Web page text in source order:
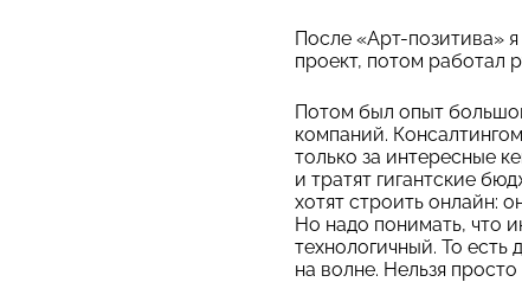
После «Арт-позитива»
проект, потом работал
Потом был опыт
компаний.
только за интересные
и тратят гигантские
хотят строить онлайн:
Но надо понимать, что
технологичный. То
на волне. Нельзя